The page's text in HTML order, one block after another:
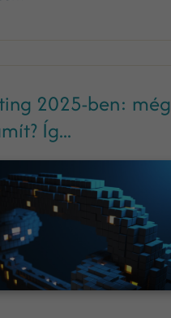
2025-ben: még
Íg...